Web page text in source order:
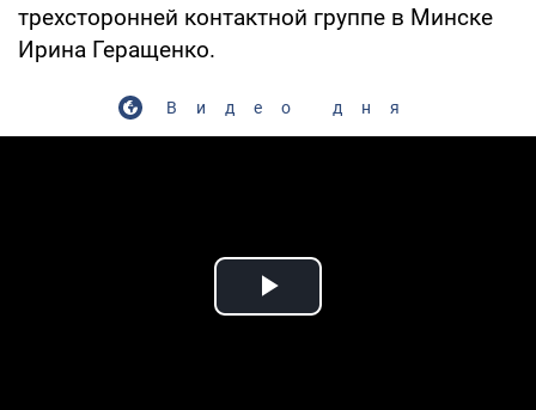
трехсторонней контактной группе в Минске
Ирина Геращенко.
Видео дня
Play Video